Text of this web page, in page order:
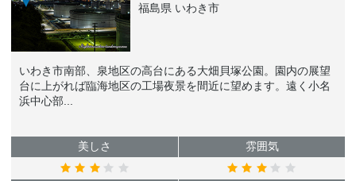
福島県 いわき市
いわき市南部、泉地区の高台にある大畑貝塚公園。園内の展望
台に上がれば臨海地区の工場夜景を間近に望めます。遠く小名
浜中心部...
美しさ 雰囲気